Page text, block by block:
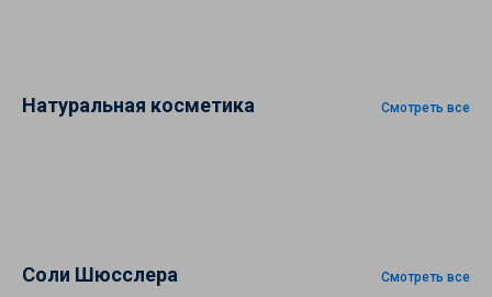
Натуральная косметика Смотреть все
Соли Шюсслера Смотреть все